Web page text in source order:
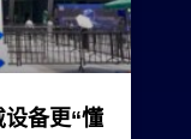
备更“懂